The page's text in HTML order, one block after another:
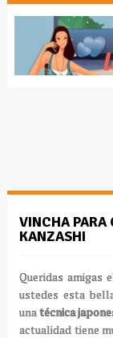
VINCHA PARA
KANZASHI
Queridas amigas
ustedes esta
unatécnica
actualidad tiene